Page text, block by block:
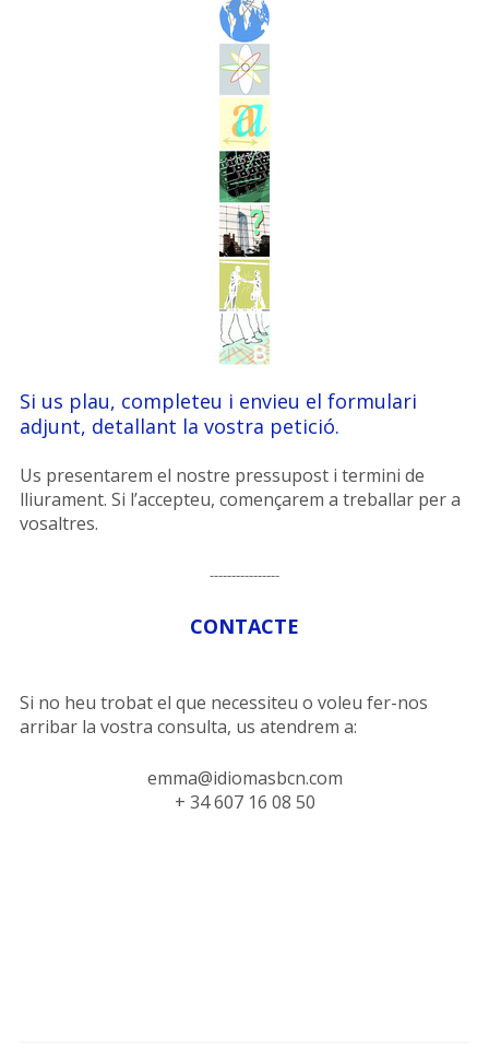
Si us plau, completeu i envieu el formulari
adjunt, detallant la vostra petició.
Us presentarem el nostre pressupost i termini de
lliurament. Si l’accepteu, començarem a treballar per a
vosaltres.
----------------
CONTACTE
Si no heu trobat el que necessiteu o voleu fer-nos
arribar la vostra consulta, us atendrem a:
emma@idiomasbcn.com
+ 34 607 16 08 50